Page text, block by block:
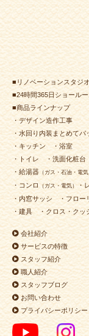
■リノベーションスタジ
■24時間365日ショール
■商品ラインナップ
・デザイン造作工事
・水回り内装まとめてパ
・キッチン
・浴室
・トイレ
・洗面化粧台
・給湯器 （ガス・石油・電気
・コンロ （ガス・電気）・
・内窓サッシ
・フロー
・建具
・クロス・クッ
会社紹介
サービスの特徴
スタッフ紹介
職人紹介
スタッフブログ
お問い合わせ
プライバシーポリシー